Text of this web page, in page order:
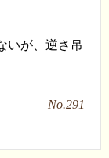
いが、逆さ吊
No.291